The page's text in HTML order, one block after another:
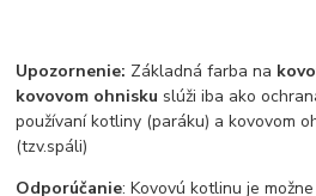
Upozornenie: Základná farba na
kovovom ohnisku slúži iba ako
používaní kotliny (paráku) a kovovom
(tzv.spáli)
Odporúčanie: Kovovú kotlinu je